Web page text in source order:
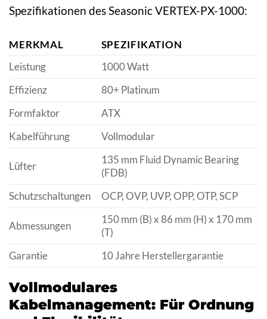
Spezifikationen des Seasonic VERTEX-PX-1000:
MERKMAL
SPEZIFIKATION
Leistung
1000 Watt
Effizienz
80+ Platinum
Formfaktor
ATX
Kabelführung
Vollmodular
Lüfter
135 mm Fluid Dynamic Bearing
(FDB)
Schutzschaltungen
OCP, OVP, UVP, OPP, OTP, SCP
Abmessungen
150 mm (B) x 86 mm (H) x 170 mm
(T)
Garantie
10 Jahre Herstellergarantie
Vollmodulares
Kabelmanagement: Für Ordnung